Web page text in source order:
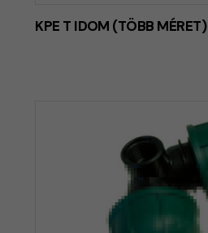
KPE T IDOM (TÖBB MÉRET)